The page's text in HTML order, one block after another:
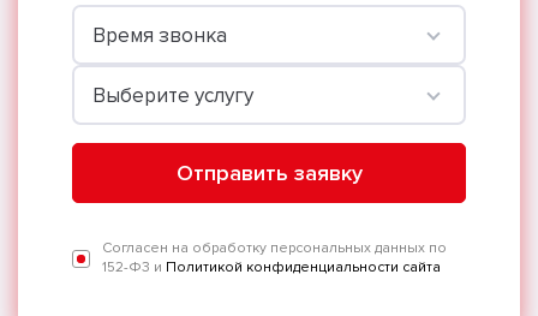
Время звонка
Выберите услугу
Отправить заявку
Согласен на обработку персональных данных по
152-Ф3 и Политикой конфиденциальности сайта